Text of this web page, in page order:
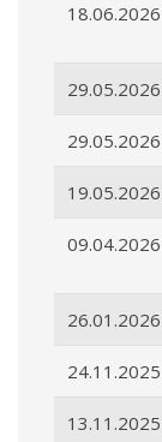
18.06.2026
29.05.2026
29.05.2026
19.05.2026
09.04.2026
26.01.2026
24.11.2025
13.11.2025